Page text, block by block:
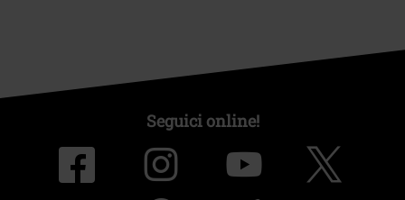
Seguici online!